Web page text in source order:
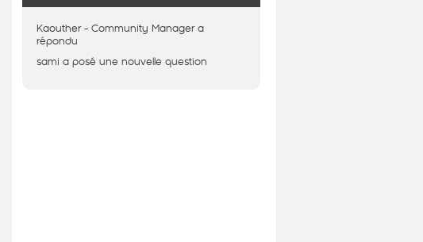
Kaouther - Community Manager a
répondu
sami a posé une nouvelle question